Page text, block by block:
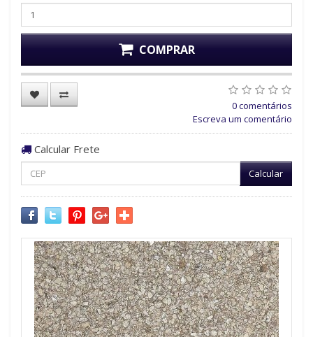
COMPRAR
0 comentários
Escreva um comentário
Calcular Frete
Calcular